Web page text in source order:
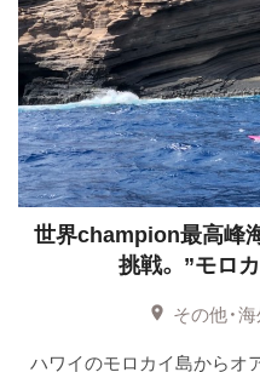
世界champion最高峰
挑戦。 ”モロ
その他・
ハワイのモロカイ島からオ